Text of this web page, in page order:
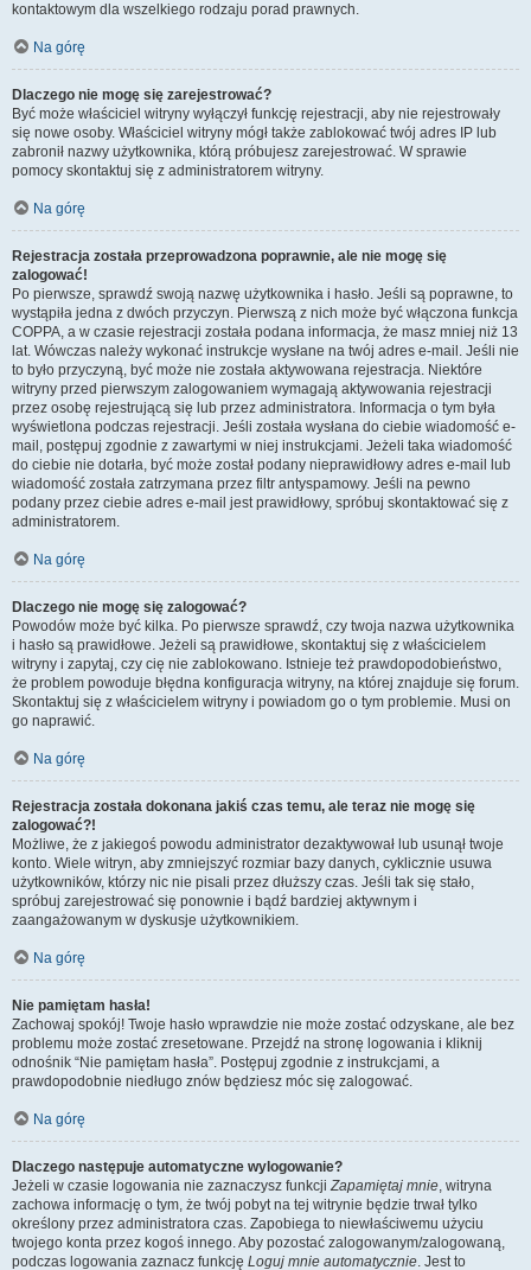
kontaktowym dla wszelkiego rodzaju porad prawnych.
Na górę
Dlaczego nie mogę się zarejestrować?
Być może właściciel witryny wyłączył funkcję rejestracji, aby nie rejestrowały
się nowe osoby. Właściciel witryny mógł także zablokować twój adres IP lub
zabronił nazwy użytkownika, którą próbujesz zarejestrować. W sprawie
pomocy skontaktuj się z administratorem witryny.
Na górę
Rejestracja została przeprowadzona poprawnie, ale nie mogę się
zalogować!
Po pierwsze, sprawdź swoją nazwę użytkownika i hasło. Jeśli są poprawne, to
wystąpiła jedna z dwóch przyczyn. Pierwszą z nich może być włączona funkcja
COPPA, a w czasie rejestracji została podana informacja, że masz mniej niż 13
lat. Wówczas należy wykonać instrukcje wysłane na twój adres e-mail. Jeśli nie
to było przyczyną, być może nie została aktywowana rejestracja. Niektóre
witryny przed pierwszym zalogowaniem wymagają aktywowania rejestracji
przez osobę rejestrującą się lub przez administratora. Informacja o tym była
wyświetlona podczas rejestracji. Jeśli została wysłana do ciebie wiadomość e-
mail, postępuj zgodnie z zawartymi w niej instrukcjami. Jeżeli taka wiadomość
do ciebie nie dotarła, być może został podany nieprawidłowy adres e-mail lub
wiadomość została zatrzymana przez filtr antyspamowy. Jeśli na pewno
podany przez ciebie adres e-mail jest prawidłowy, spróbuj skontaktować się z
administratorem.
Na górę
Dlaczego nie mogę się zalogować?
Powodów może być kilka. Po pierwsze sprawdź, czy twoja nazwa użytkownika
i hasło są prawidłowe. Jeżeli są prawidłowe, skontaktuj się z właścicielem
witryny i zapytaj, czy cię nie zablokowano. Istnieje też prawdopodobieństwo,
że problem powoduje błędna konfiguracja witryny, na której znajduje się forum.
Skontaktuj się z właścicielem witryny i powiadom go o tym problemie. Musi on
go naprawić.
Na górę
Rejestracja została dokonana jakiś czas temu, ale teraz nie mogę się
zalogować?!
Możliwe, że z jakiegoś powodu administrator dezaktywował lub usunął twoje
konto. Wiele witryn, aby zmniejszyć rozmiar bazy danych, cyklicznie usuwa
użytkowników, którzy nic nie pisali przez dłuższy czas. Jeśli tak się stało,
spróbuj zarejestrować się ponownie i bądź bardziej aktywnym i
zaangażowanym w dyskusje użytkownikiem.
Na górę
Nie pamiętam hasła!
Zachowaj spokój! Twoje hasło wprawdzie nie może zostać odzyskane, ale bez
problemu może zostać zresetowane. Przejdź na stronę logowania i kliknij
odnośnik “Nie pamiętam hasła”. Postępuj zgodnie z instrukcjami, a
prawdopodobnie niedługo znów będziesz móc się zalogować.
Na górę
Dlaczego następuje automatyczne wylogowanie?
Jeżeli w czasie logowania nie zaznaczysz funkcjiZapamiętaj mnie, witryna
zachowa informację o tym, że twój pobyt na tej witrynie będzie trwał tylko
określony przez administratora czas. Zapobiega to niewłaściwemu użyciu
twojego konta przez kogoś innego. Aby pozostać zalogowanym/zalogowaną,
podczas logowania zaznacz funkcję Loguj mnie automatycznie. Jest to